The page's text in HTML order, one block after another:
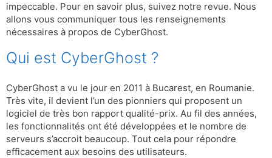
impeccable. Pour en savoir plus, suivez notre revue. Nous
allons vous communiquer tous les renseignements
nécessaires à propos de CyberGhost.
Qui est CyberGhost ?
CyberGhost a vu le jour en 2011 à Bucarest, en Roumanie.
Très vite, il devient l’un des pionniers qui proposent un
logiciel de très bon rapport qualité-prix. Au fil des années,
les fonctionnalités ont été développées et le nombre de
serveurs s’accroit beaucoup. Tout cela pour répondre
efficacement aux besoins des utilisateurs.